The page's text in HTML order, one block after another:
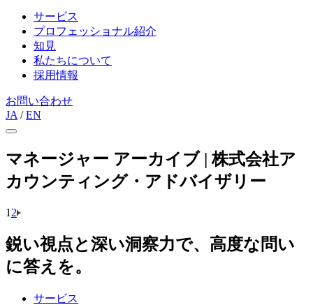
サービス
プロフェッショナル紹介
知見
私たちについて
採用情報
お問い合わせ
JA / EN
マネージャー アーカイブ | 株式会社ア
カウンティング・アドバイザリー
1 2
鋭い視点と深い洞察力で、高度な問い
に答えを。
サービス